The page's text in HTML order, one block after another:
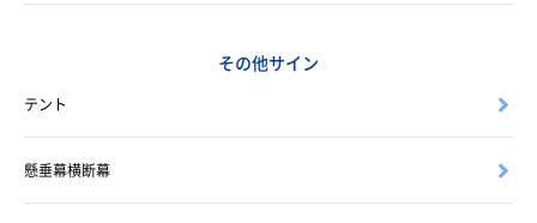
その他サイン
テント
懸垂幕横断幕